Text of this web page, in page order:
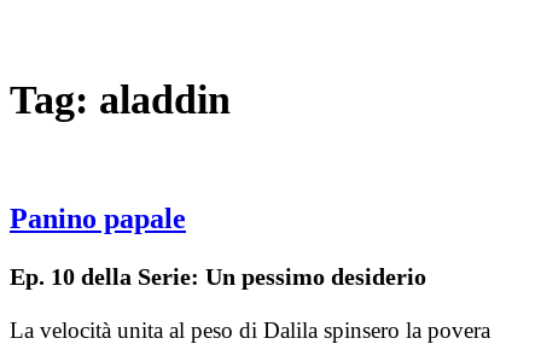
Tag: aladdin
Panino papale
Ep. 10 della Serie: Un pessimo desiderio
La velocità unita al peso di Dalila spinsero la povera